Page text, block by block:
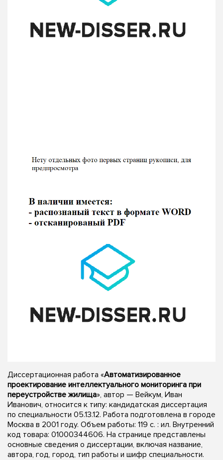
Диссертационная работа «Автоматизированное
проектирование интеллектуального мониторинга при
переустройстве жилища», автор — Вейкум, Иван
Иванович, относится к типу: кандидатская диссертация
по специальности 05.13.12. Работа подготовлена в городе
Москва в 2001 году. Объем работы: 119 с. : ил. Внутренний
код товара: 01000344606. На странице представлены
основные сведения о диссертации, включая название,
автора, год, город, тип работы и шифр специальности.